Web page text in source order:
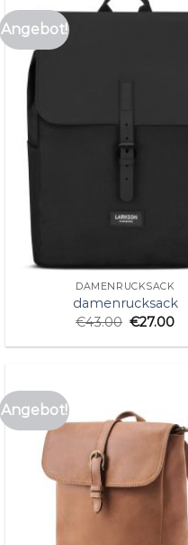
Angebot!
DAMENRUCKSACK
damenrucksack
€43.00 €27.00
Angebot!